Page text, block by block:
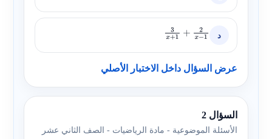
د 3x+1 +2 x−1
عرض السؤال داخل الاختبار الأصلي
السؤال 2
الأسئلة الموضوعية - مادة الرياضيات - الصف الثاني عشر